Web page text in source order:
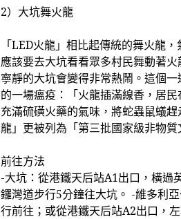
2）大坑舞火龍
「LED火龍」相比起傳統的舞火龍
應該要去大坑看看眾多村民舞動著
寧靜的大坑會變得非常熱鬧。這個
的一場瘟疫：
「火龍插滿線香，居
充滿硫磺火藥的氣味，將蛇蟲鼠蟻趕
龍」更被列為「第三批國家級非物質
前往方法
-大坑：從港鐵天后站A1出口，橫過
鑼灣道步行5分鐘往大坑。 -維多利
行前往；或從港鐵天后站A2出口，